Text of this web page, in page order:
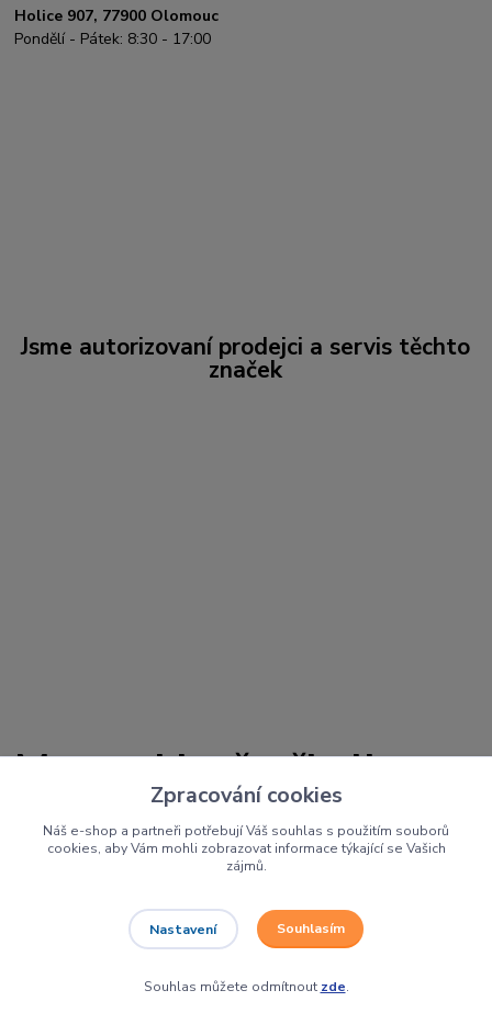
Holice 907, 77900 Olomouc
Pondělí - Pátek: 8:30 - 17:00
Jsme autorizovaní prodejci a servis těchto
značek
Motocykly, čtyřkolky a
skútry:
DIRTBIKES.CZ
Již od roku 2005 v prodejnách Dirtbikes v Opavě a
. V sezoně si u nás můžete tyto mašiny
Zpracování cookies
Náš e-shop a partneři potřebují Váš souhlas s použitím souborů
cookies, aby Vám mohli zobrazovat informace týkající se Vašich
zájmů.
Nastavení Souhlasím
Souhlas můžete odmítnout zde.